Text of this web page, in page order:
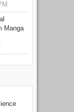
Manga